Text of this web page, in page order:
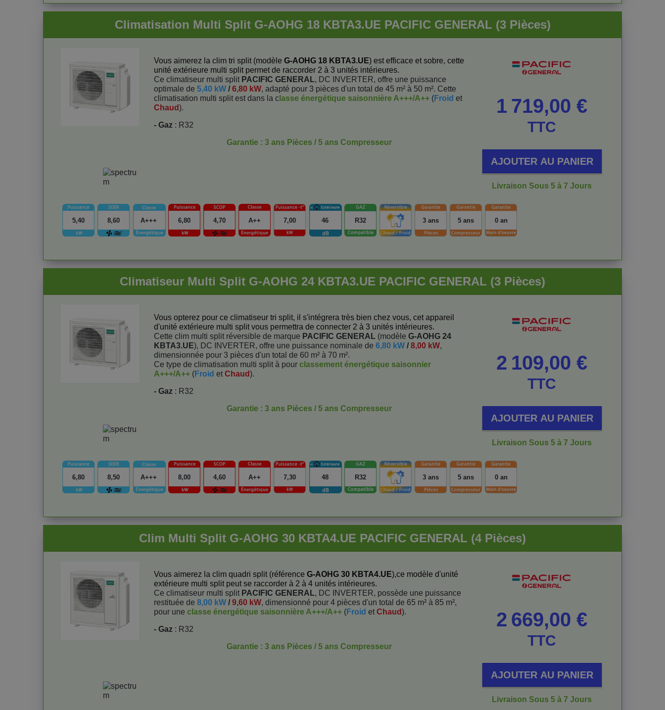
Climatisation Multi Split G-AOHG 18 KBTA3.UE PACIFIC GENERAL (3 Pièces)
Vous aimerez la clim tri split (modèle G-AOHG 18 KBTA3.UE) est efficace et sobre, cette
unité extérieure multi split permet de raccorder 2 à 3 unités intérieures.
Ce climatiseur multi split PACIFIC GENERAL, DC INVERTER, offre une puissance
optimale de 5,40 kW / 6,80 kW, adapté pour 3 pièces d'un total de 45 m² à 50 m². Cette
climatisation multi split est dans la c lasse énergétique saisonnière A+++/A++ (Froid et
Chaud).
- Gaz : R32
Garantie : 3 ans Pièces / 5 ans Compresseur
1 719,00 €
TTC
AJOUTER AU PANIER
Livraison Sous 5 à 7 Jours
3 ans 5 ans 0 an
5,40 6,80 7,00
8,60 A+++ 4,70 A++ 46 R32
Climatiseur Multi Split G-AOHG 24 KBTA3.UE PACIFIC GENERAL (3 Pièces)
Vous opterez pour ce climatiseur tri split, il s'intégrera très bien chez vous, cet appareil
d'unité extérieure multi split vous permettra de connecter 2 à 3 unités intérieures.
Cette clim multi split réversible de marque PACIFIC GENERAL (modèle G-AOHG 24
KBTA3.UE), DC INVERTER, offre une puissance nominale de 6,80 kW / 8,00 kW,
dimensionnée pour 3 pièces d'un total de 60 m² à 70 m².
Ce type de climatisation multi split à pour classement énergétique saisonnier
A+++/A++ (Froid et Chaud).
- Gaz : R32
Garantie : 3 ans Pièces / 5 ans Compresseur
2 109,00 €
TTC
AJOUTER AU PANIER
Livraison Sous 5 à 7 Jours
3 ans 5 ans 0 an
6,80 8,00 7,30
8,50 A+++ 4,60 A++ 48 R32
Clim Multi Split G-AOHG 30 KBTA4.UE PACIFIC GENERAL (4 Pièces)
Vous aimerez la clim quadri split (référence G-AOHG 30 KBTA4.UE),ce modèle d'unité
extérieure multi split peut se raccorder à 2 à 4 unités intérieures.
Ce climatiseur multi split PACIFIC GENERAL, DC INVERTER, possède une puissance
restituée de 8,00 kW / 9,60 kW, dimensionné pour 4 pièces d'un total de 65 m² à 85 m²,
pour une classe énergétique saisonnière A+++/A++ (Froid et Chaud).
- Gaz : R32
Garantie : 3 ans Pièces / 5 ans Compresseur
2 669,00 €
TTC
AJOUTER AU PANIER
Livraison Sous 5 à 7 Jours